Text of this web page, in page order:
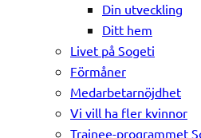
Din utveckling
Ditt hem
Livet på Sogeti
Förmåner
Medarbetarnöjdhet
Vi vill ha fler kvinnor
Trainee-programmet